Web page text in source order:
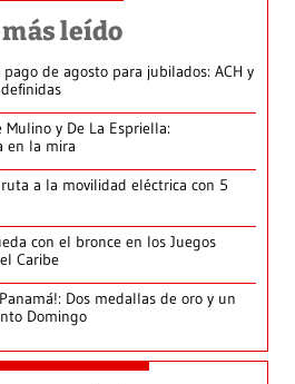
más leído
de agosto para jubilados: ACH y
y De La Espriella:
en la mira
a la movilidad eléctrica con 5
con el bronce en los Juegos
Caribe
Dos medallas de oro y un
Domingo